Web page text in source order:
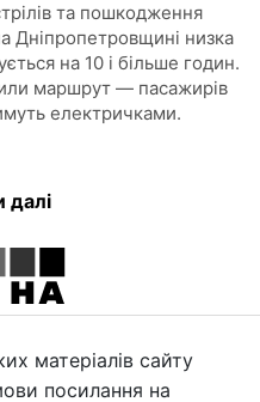
та пошкодження
Дніпропетровщині низка
на 10 і більше годин.
маршрут — пасажирів
електричками.
далі
матеріалів сайту
посилання на